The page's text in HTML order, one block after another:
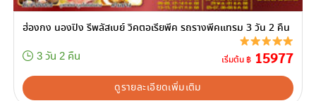
ฮ่องกง นองปิง รีพลัสเบย์ วิคตอเรียพีค รถรางพีคแทรม 3 วัน 2 คืน
3 วัน 2 คืน เริ่มต้น ฿ 15977
ดูรายละเอียดเพิ่มเติม